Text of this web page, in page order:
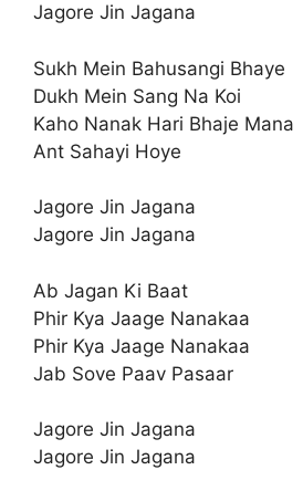
Jagore Jin Jagana
Sukh Mein Bahusangi Bhaye
Dukh Mein Sang Na Koi
Kaho Nanak Hari Bhaje Mana
Ant Sahayi Hoye
Jagore Jin Jagana
Jagore Jin Jagana
Ab Jagan Ki Baat
Phir Kya Jaage Nanakaa
Phir Kya Jaage Nanakaa
Jab Sove Paav Pasaar
Jagore Jin Jagana
Jagore Jin Jagana